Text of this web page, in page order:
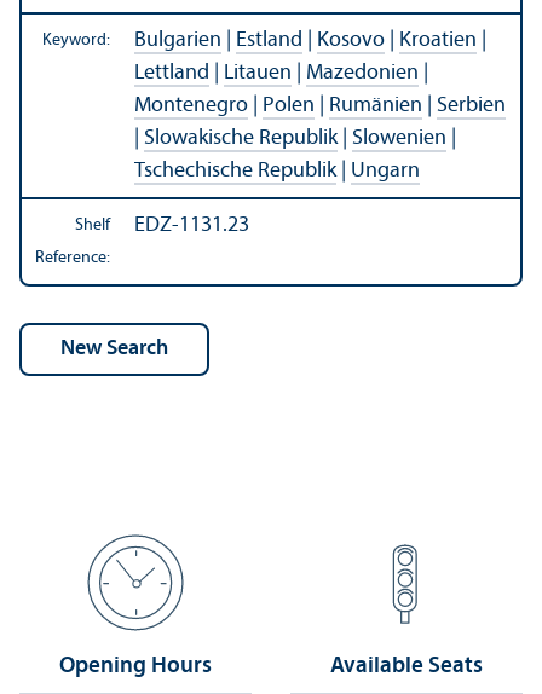
Keyword: Bulgarien Estland Kosovo Kroatien
Lettland
Litauen Mazedonien
Montenegro
Polen Rumänien
Serbien
Slowakische Republik| Slowenien
Tschechische Republik| Ungarn
Shelf
Reference:
EDZ-1131.23
Opening Hours Available Seats